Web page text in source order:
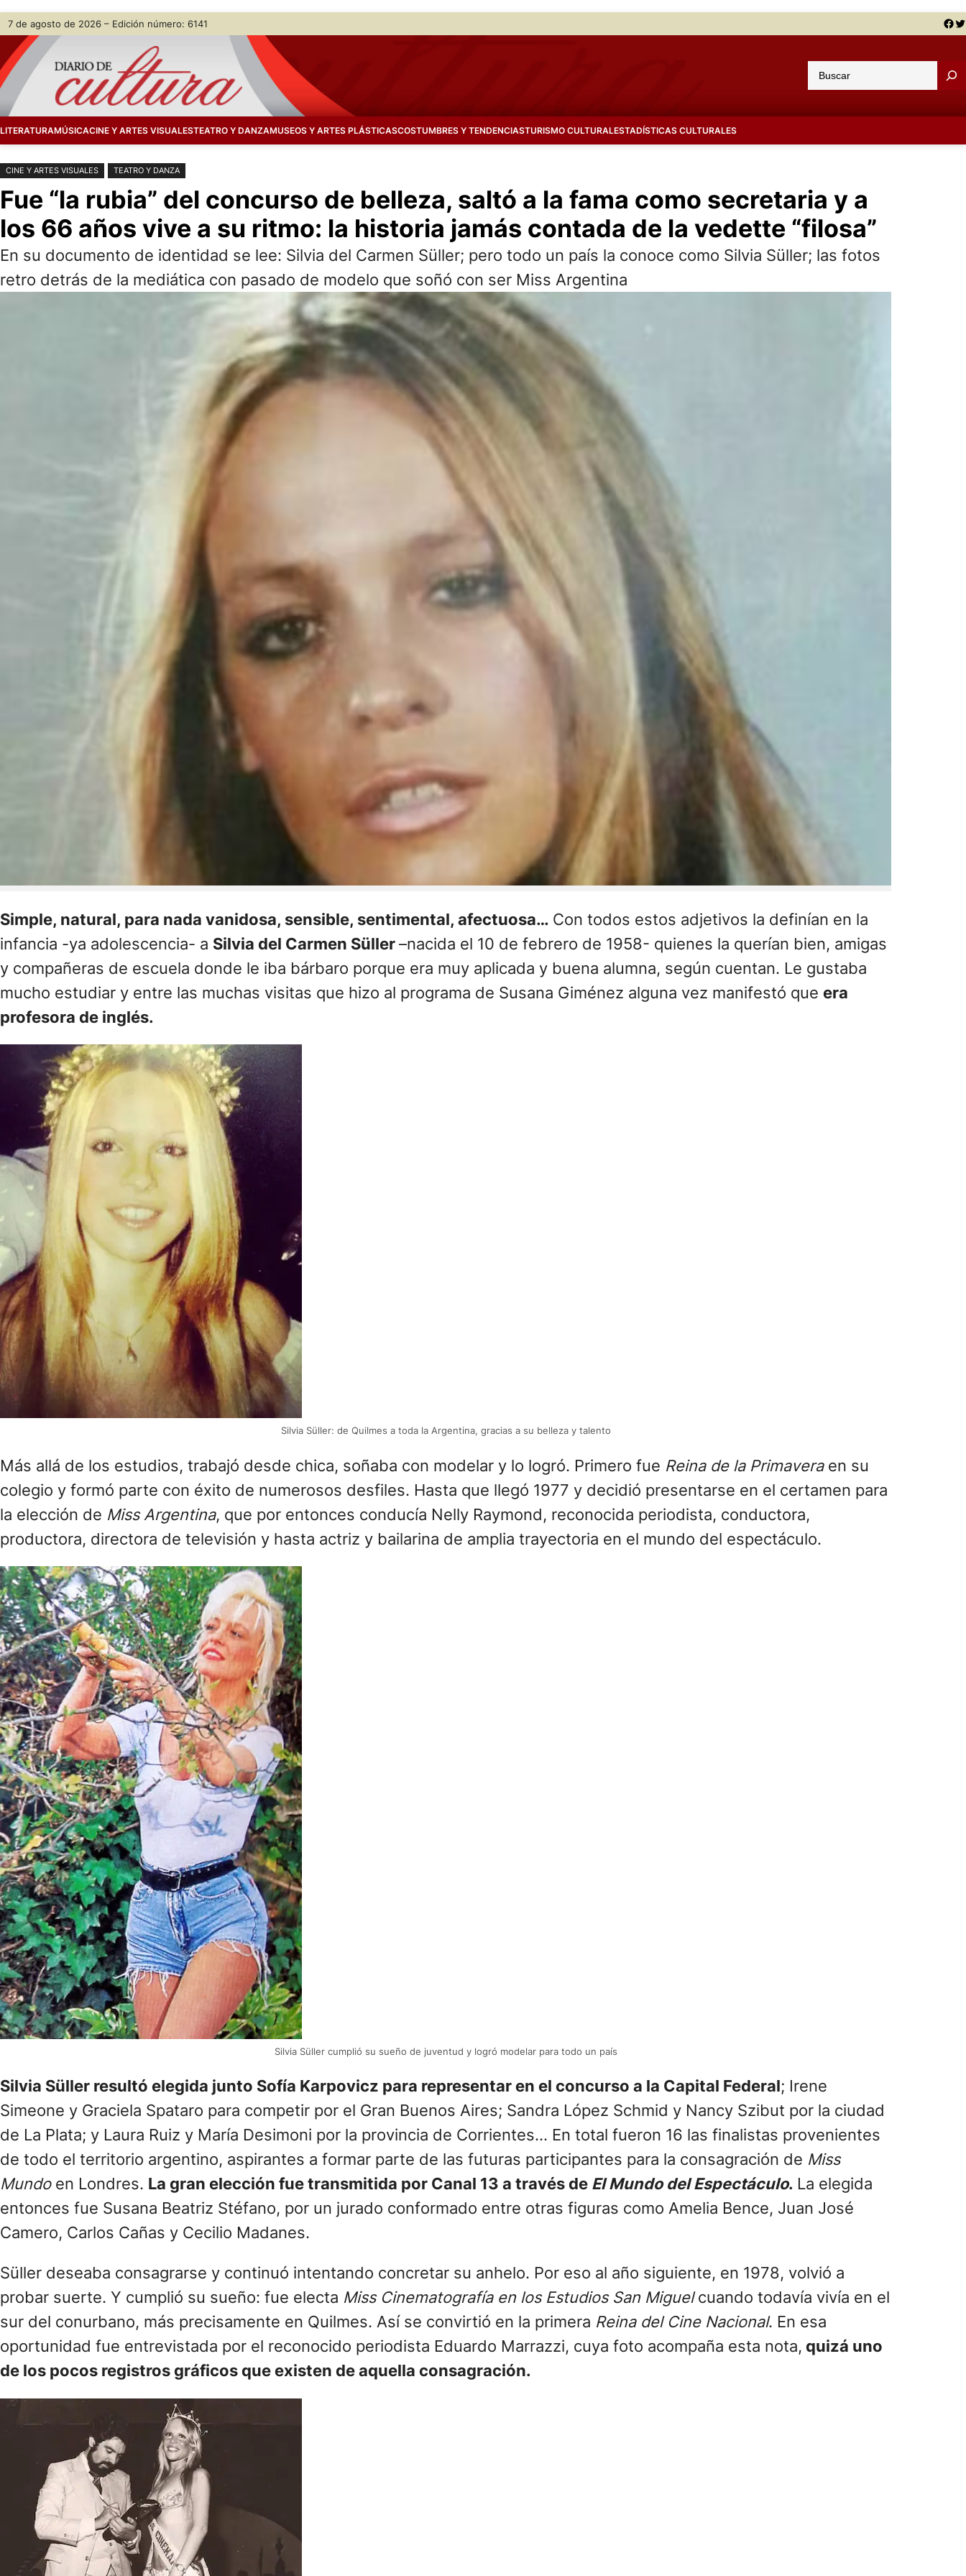
Saltar
contenido
Skip
content
7 de agosto de 2026 – Edición número: 6141 Facebook Twitter
u
a
LITERATURAMÚSICACINE Y ARTES VISUALESTEATRO Y DANZAMUSEOS Y ARTES PLÁSTICASCOSTUMBRES Y TENDENCIASTURISMO CULTURALESTADÍSTICAS CULTURALES
CINE Y ARTES VISUALES TEATRO Y DANZA
Fue “la rubia” del concurso de belleza, saltó a la fama como secretaria y a
los 66 años vive a su ritmo: la historia jamás contada de la vedette “filosa”
En su documento de identidad se lee: Silvia del Carmen Süller; pero todo un país la conoce como Silvia Süller; las fotos
retro detrás de la mediática con pasado de modelo que soñó con ser Miss Argentina
Simple, natural, para nada vanidosa, sensible, sentimental, afectuosa… Con todos estos adjetivos la definían en la
infancia -ya adolescencia- a Silvia del Carmen Süller–nacida el 10 de febrero de 1958- quienes la querían bien, amigas
y compañeras de escuela donde le iba bárbaro porque era muy aplicada y buena alumna, según cuentan. Le gustaba
mucho estudiar y entre las muchas visitas que hizo al programa de Susana Giménez alguna vez manifestó que era
profesora de inglés.
Silvia Süller: de Quilmes a toda la Argentina, gracias a su belleza y talento
Más allá de los estudios, trabajó desde chica, soñaba con modelar y lo logró. Primero fue Reina de la Primavera en su
colegio y formó parte con éxito de numerosos desfiles. Hasta que llegó 1977 y decidió presentarse en el certamen para
la elección de Miss Argentina, que por entonces conducía Nelly Raymond, reconocida periodista, conductora,
productora, directora de televisión y hasta actriz y bailarina de amplia trayectoria en el mundo del espectáculo.
Silvia Süller cumplió su sueño de juventud y logró modelar para todo un país
Silvia Süller resultó elegida junto Sofía Karpovicz para representar en el concurso a la Capital Federal; Irene
Simeone y Graciela Spataro para competir por el Gran Buenos Aires; Sandra López Schmid y Nancy Szibut por la ciudad
de La Plata; y Laura Ruiz y María Desimoni por la provincia de Corrientes… En total fueron 16 las finalistas provenientes
de todo el territorio argentino, aspirantes a formar parte de las futuras participantes para la consagración de Miss
Mundoen Londres. La gran elección fue transmitida por Canal 13 a través de El Mundo del Espectáculo. La elegida
entonces fue Susana Beatriz Stéfano, por un jurado conformado entre otras figuras como Amelia Bence, Juan José
Camero, Carlos Cañas y Cecilio Madanes.
Süller deseaba consagrarse y continuó intentando concretar su anhelo. Por eso al año siguiente, en 1978, volvió a
probar suerte. Y cumplió su sueño: fue electa Miss Cinematografía en los Estudios San Miguelcuando todavía vivía en el
sur del conurbano, más precisamente en Quilmes. Así se convirtió en la primera Reina del Cine Nacional. En esa
oportunidad fue entrevistada por el reconocido periodista Eduardo Marrazzi, cuya foto acompaña esta nota, quizá uno
de los pocos registros gráficos que existen de aquella consagración.